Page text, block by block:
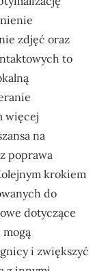
zdjęć oraz
to
więcej
na
poprawa
krokiem
do
dotyczące
i zwiększyć